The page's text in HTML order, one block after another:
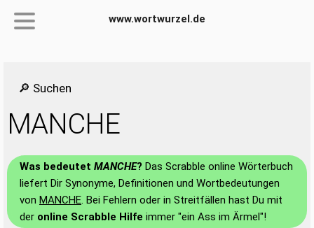
www.wortwurzel.de
🔎 Suchen
MANCHE
Was bedeutet MANCHE? Das Scrabble online Wörterbuch
liefert Dir Synonyme, Definitionen und Wortbedeutungen
von MANCHE. Bei Fehlern oder in Streitfällen hast Du mit
der online Scrabble Hilfe immer "ein Ass im Ärmel"!